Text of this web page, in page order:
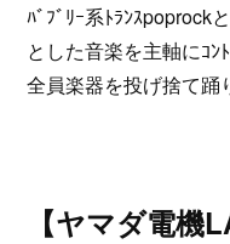
ﾊﾞﾌﾞﾘｰ系ﾄﾗﾝｽpoprock
とした音楽を主軸にｺﾝ
全員楽器を投げ捨て踊
【ヤマダ電機